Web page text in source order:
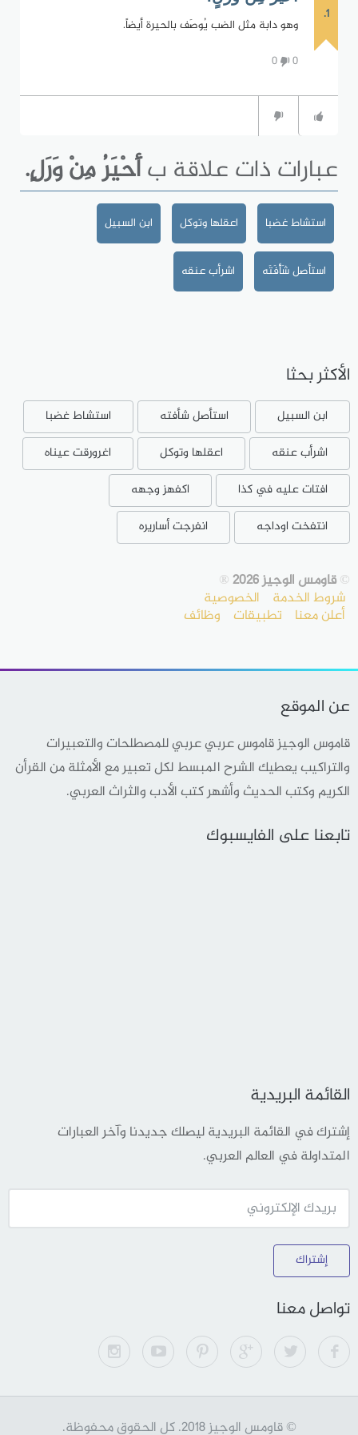
1.
وهو دابة مثل الضب يُوصَف بالحيرة أيضاً.
0
0
عبارات ذات علاقة بأَحْيَرُ مِنْ وَرَلٍ.
استشاط غضبا اعقلها وتوكل ابن السبيل
استأصل شَأْفَتَه اشرأب عنقه
الأكثر بحثا
ابن السبيل استأصل شأفته
استشاط غضبا
اشرأب عنقه
اعقلها وتوكل
اغرورقت عيناه
افتات عليه في كذا
اكفهز وجهه
انتفخت اوداجه
انفرجت أساريره
©قاومس الوجيز 2026 ®
شروط الخدمة الخصوصية
أعلن معنا تطبيقات وظائف
عن الموقع
قاموس الوجيز قاموس عربي عربي للمصطلحات والتعبيرات
والتراكيب يعطيك الشرح المبسط لكل تعبير مع الأمثلة من القرأن
الكريم وكتب الحديث وأشهر كتب الأدب والثراث العربي.
تابعنا على الفايسبوك
القائمة البريدية
إشترك في القائمة البريدية ليصلك جديدنا وآخر العبارات
المتداولة في العالم العربي.
إشتراك
تواصل معنا
© قاومس الوجيز 2018. كل الحقوق محفوظة.